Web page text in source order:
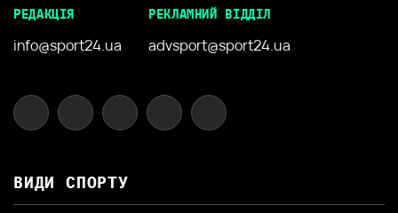
РЕДАКЦІЯ
info@sport24.ua
РЕКЛАМНИЙ ВІДДІЛ
advsport@sport24.ua
ВИДИ СПОРТУ